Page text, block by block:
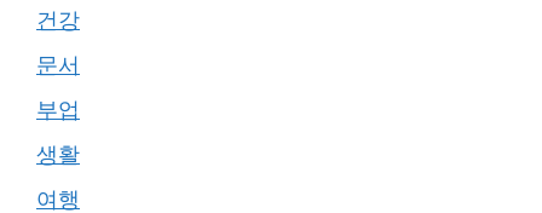
건강
문서
부업
생활
여행